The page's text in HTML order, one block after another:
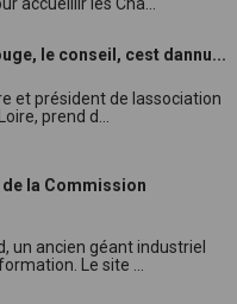
le conseil, cest dannu...
et président de lassociation
prend d...
la Commission
un ancien géant industriel
Le site ...